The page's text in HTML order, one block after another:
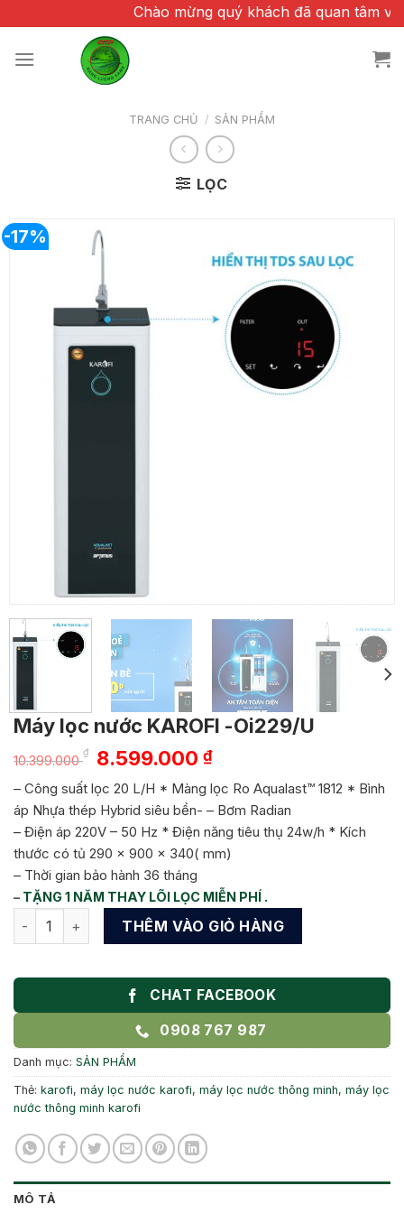
đến
nội
Chào mừng quý khách đã quan tâm và tin
TRANG CHỦ / SẢN PHẨM
LỌC
-17%
Máy lọc nước KAROFI -Oi229/U
10.399.000
₫
Giá
gốc
là:
10.399.000 ₫.
8.599.000₫Giá
hiện
tại
là:
8.599.000 ₫.
– Công suất lọc 20 L/H * Màng lọc Ro Aqualast™ 1812 * Bình
áp Nhựa thép Hybrid siêu bền- – Bơm Radian
– Điện áp 220V – 50 Hz * Điện năng tiêu thụ 24w/h * Kích
thước có tủ 290 x 900 x 340( mm)
– Thời gian bảo hành 36 tháng
– TẶNG 1 NĂM THAY LÕI LỌC MIỄN PHÍ .
Máy lọc nước KAROFI -Oi229/U số lượng
THÊM VÀO GIỎ HÀNG
CHAT FACEBOOK
0908 767 987
Danh mục: SẢN PHẨM
Thẻ: karofi, máy lọc nước karofi, máy lọc nước thông minh, máy lọc
nước thông minh karofi
MÔ TẢ